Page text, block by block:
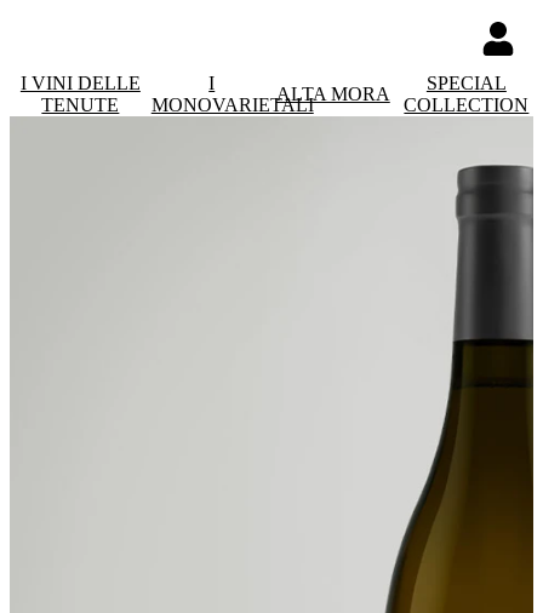
I VINI DELLE
TENUTE
I
MONOVARIETALI
ALTA MORA
SPECIAL
COLLECTION